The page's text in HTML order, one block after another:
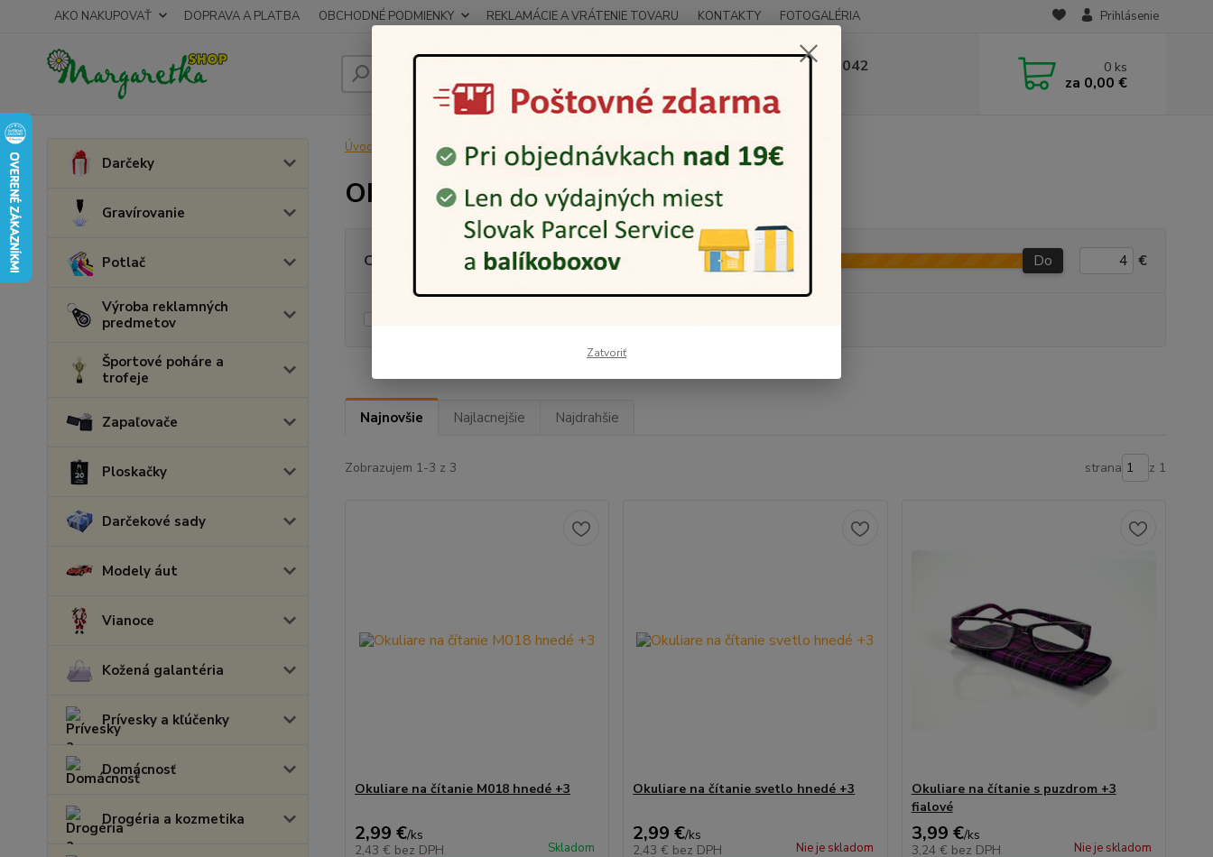
AKO NAKUPOVAŤ DOPRAVA A PLATBA OBCHODNÉ PODMIENKY REKLAMÁCIE A VRÁTENIE TOVARU KONTAKTY FOTOGALÉRIA Prihlásenie
0948 236 042 0 ks
za 0,00 €
Darčeky
Gravírovanie
Potlač
Výroba reklamných
predmetov
Športové poháre a
trofeje
Zapaľovače
Ploskačky
Darčekové sady
Modely áut
Vianoce
Kožená galantéria
Prívesky a kľúčenky
Domácnosť
Drogéria a kozmetika
Úvod Okuliare Okuliare na čítanie Dioptria +3
Okuliare dioptria +3
Cena: € Od Do €
Najnovšie Najlacnejšie Najdrahšie
Zobrazujem 1-3 z 3 strana z 1
Okuliare na čítanie M018 hnedé +3
2,99 €/ks
2,43 € bez DPH Skladom
Okuliare na čítanie svetlo hnedé +3
2,99 €/ks
2,43 € bez DPH Nie je skladom
Okuliare na čítanie s puzdrom +3
fialové
3,99 €/ks
3,24 € bez DPH Nie je skladom
Zatvoriť